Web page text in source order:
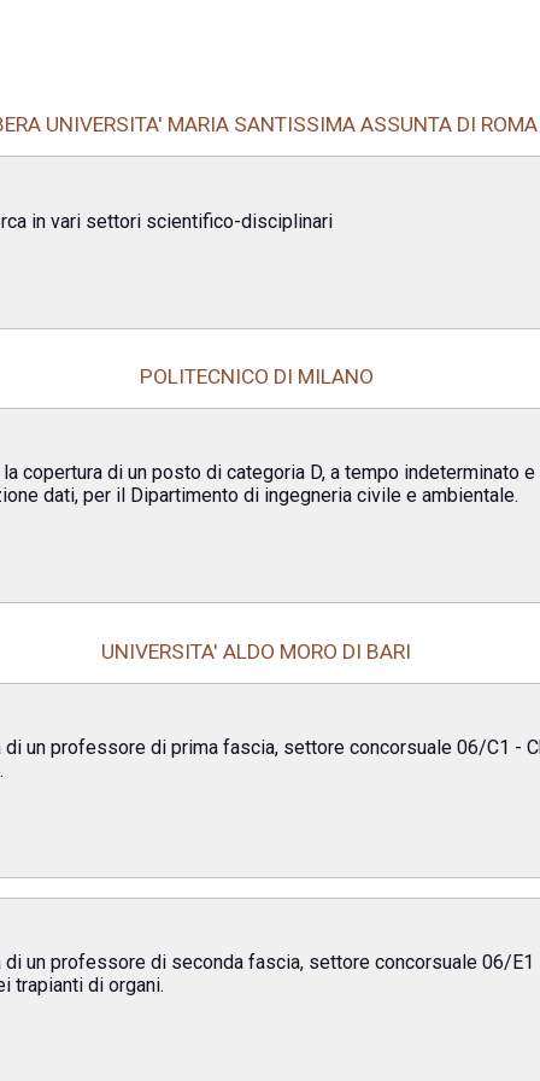
UNIVERSITA' MARIA SANTISSIMA ASSUNTA DI ROMA
in vari settori scientifico-disciplinari
POLITECNICO DI MILANO
copertura di un posto di categoria D, a tempo indeterminato
dati, per il Dipartimento di ingegneria civile e ambientale.
UNIVERSITA' ALDO MORO DI BARI
un professore di prima fascia, settore concorsuale 06/C1 -
un professore di seconda fascia, settore concorsuale 06/
trapianti di organi.